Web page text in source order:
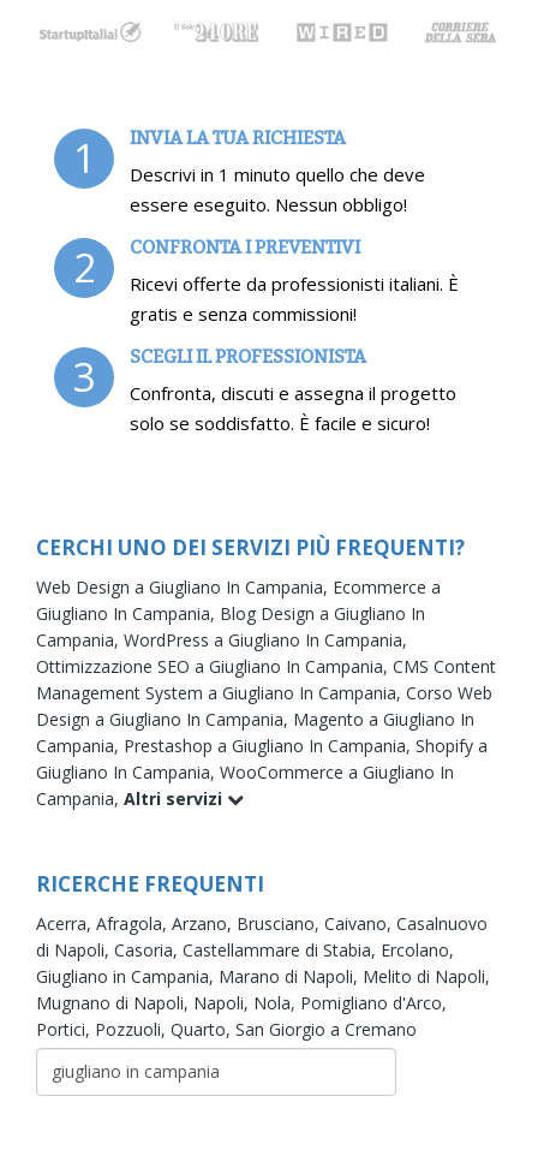
1 INVIA LA TUA RICHIESTA
Descrivi in 1 minuto quello che deve
essere eseguito. Nessun obbligo!
2 CONFRONTA I PREVENTIVI
Ricevi offerte da professionisti italiani. È
gratis e senza commissioni!
3 SCEGLI IL PROFESSIONISTA
Confronta, discuti e assegna il progetto
solo se soddisfatto. È facile e sicuro!
CERCHI UNO DEI SERVIZI PIÙ FREQUENTI?
Web Design a Giugliano In Campania, Ecommerce a
Giugliano In Campania, Blog Design a Giugliano In
Campania, WordPress a Giugliano In Campania,
Ottimizzazione SEO a Giugliano In Campania, CMS Content
Management System a Giugliano In Campania, Corso Web
Design a Giugliano In Campania, Magento a Giugliano In
Campania, Prestashop a Giugliano In Campania, Shopify a
Giugliano In Campania, WooCommerce a Giugliano In
Campania, Altri servizi
RICERCHE FREQUENTI
Acerra, Afragola, Arzano, Brusciano, Caivano, Casalnuovo
di Napoli, Casoria, Castellammare di Stabia, Ercolano,
Giugliano in Campania, Marano di Napoli, Melito di Napoli,
Mugnano di Napoli, Napoli, Nola, Pomigliano d'Arco,
Portici, Pozzuoli, Quarto, San Giorgio a Cremano